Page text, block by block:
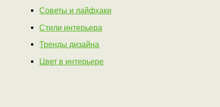
Советы и лайфхаки
Стили интерьера
Тренды дизайна
Цвет в интерьере